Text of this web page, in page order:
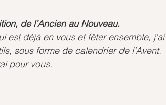
de l’Ancien au Nouveau.
est déjà en vous et fêter ensemble, j’ai
sous forme de calendrier de l’Avent.
pour vous.